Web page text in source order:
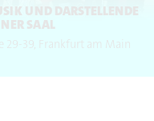
UND DARSTELLENDE
SAAL
29-39
Frankfurt am Main